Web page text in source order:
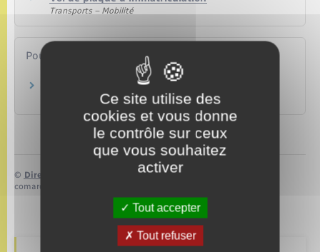
Transports – Mobilité
Pour en savoir plus
Logos des régions
Ministère chargé de l'intérieur
© Direction de l’information légale et administrative
comarquage developpé par
Ce site utilise des
cookies et vous donne
le contrôle sur ceux
que vous souhaitez
activer
Tout accepter
Tout refuser